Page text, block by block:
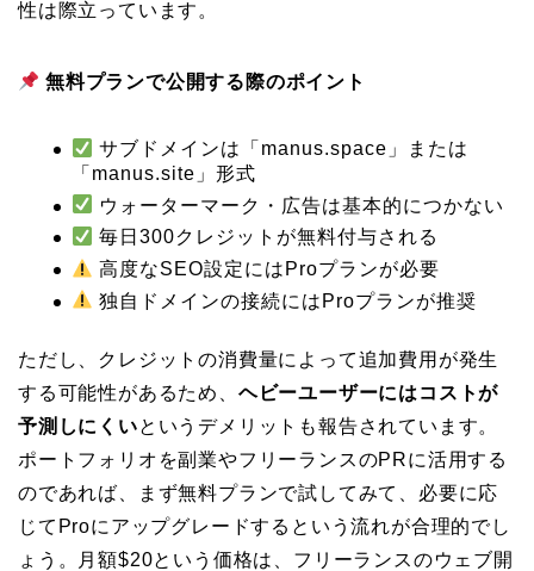
性は際立っています。
無料プランで公開する際のポイント
サブドメインは「manus.space」または
「manus.site」形式
ウォーターマーク・広告は基本的につかない
毎日300クレジットが無料付与される
高度なSEO設定にはProプランが必要
独自ドメインの接続にはProプランが推奨
ただし、クレジットの消費量によって追加費用が発生
する可能性があるため、 ヘビーユーザーにはコストが
予測しにくいというデメリットも報告されています。
ポートフォリオを副業やフリーランスのPRに活用する
のであれば、まず無料プランで試してみて、必要に応
じてProにアップグレードするという流れが合理的でし
ょう。月額$20という価格は、フリーランスのウェブ開